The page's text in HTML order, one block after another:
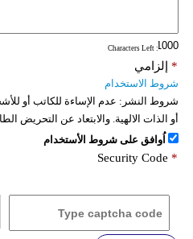
: Characters Left
إلزامي *
شروط الاستخدام
شروط النشر: عدم الإساءة للكاتب أو
أو الذات الالهية. والابتعاد عن التحريض
اُوافق على شروط الأستخدام
Security Code *